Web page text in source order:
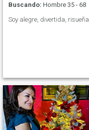
Buscando: Hombre 35 - 68
Soy alegre, divertida, risueña